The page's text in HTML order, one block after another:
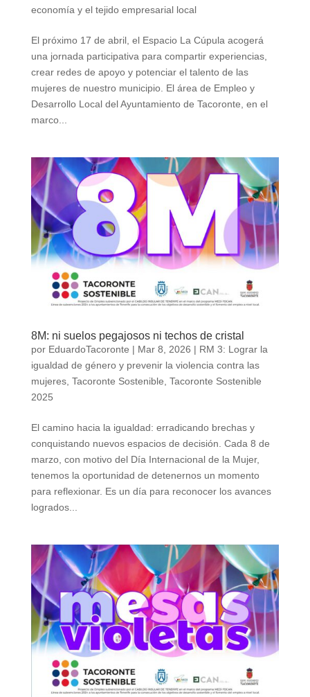
economía y el tejido empresarial local
El próximo 17 de abril, el Espacio La Cúpula acogerá
una jornada participativa para compartir experiencias,
crear redes de apoyo y potenciar el talento de las
mujeres de nuestro municipio. El área de Empleo y
Desarrollo Local del Ayuntamiento de Tacoronte, en el
marco...
8M: ni suelos pegajosos ni techos de cristal
por EduardoTacoronte | Mar 8, 2026 | RM 3: Lograr la
igualdad de género y prevenir la violencia contra las
mujeres, Tacoronte Sostenible, Tacoronte Sostenible
2025
El camino hacia la igualdad: erradicando brechas y
conquistando nuevos espacios de decisión. Cada 8 de
marzo, con motivo del Día Internacional de la Mujer,
tenemos la oportunidad de detenernos un momento
para reflexionar. Es un día para reconocer los avances
logrados...